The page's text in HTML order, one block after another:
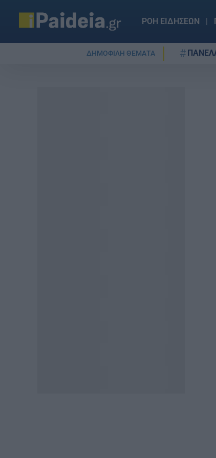
ΡΟΗ ΕΙΔΗΣΕΩΝ
ΔΗΜΟΦΙΛΗ ΘΕΜΑΤΑ